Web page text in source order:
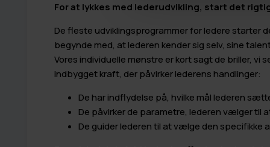
For at lykkes med lederudvikling, start det
De fleste udviklingsprogrammer for ledere starter
begynde med, at lederen kender sig selv, sine
Vores individuelle mønstre er kort sagt de briller,
indbygget kraft, der påvirker lederens handlinger:
De har indflydelse på, hvilke mål lederen
De påvirker de parametre, lederen vælger
De guider lederen til at vælge den